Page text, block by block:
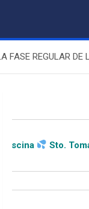
FASE REGULAR DE
lu. a vi. (13-